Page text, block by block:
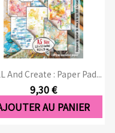
And Create : Paper Pad...
9,30 €
AU PANIER